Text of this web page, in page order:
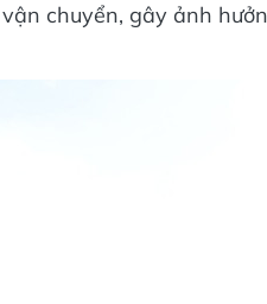
chuyển, gây ảnh